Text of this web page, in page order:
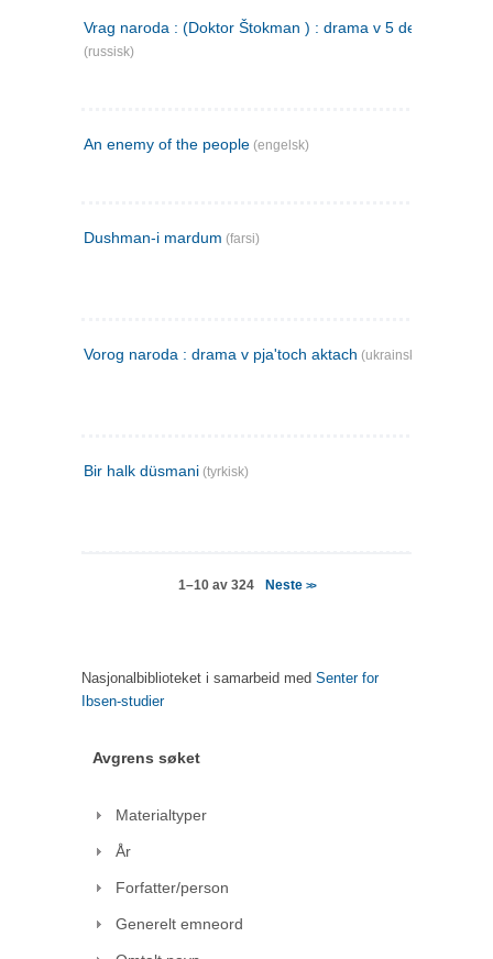
Vrag naroda : (Doktor Štokman ) : drama v 5 dejstvijach
(russisk)
An enemy of the people (engelsk)
Dushman-i mardum (farsi)
Vorog naroda : drama v pja'toch aktach (ukrainsk)
Bir halk düsmani (tyrkisk)
1–10 av 324 Neste >>
Nasjonalbiblioteket i samarbeid med Senter for
Ibsen-studier
Avgrens søket
Materialtyper
År
Forfatter/person
Generelt emneord